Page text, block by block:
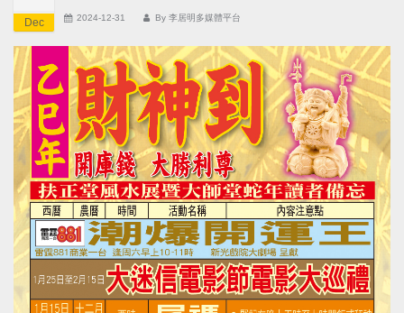
Dec 2024-12-31 By 李居明多媒體平台